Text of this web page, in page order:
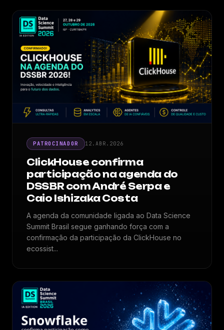
PATROCINADOR 12.ABR.2026
ClickHouse confirma
participação na agenda do
DSSBR com André Serpa e
Caio Ishizaka Costa
A agenda da comunidade ligada ao Data Science
Summit Brasil segue ganhando força com a
confirmação da participação da ClickHouse no
ecossist...